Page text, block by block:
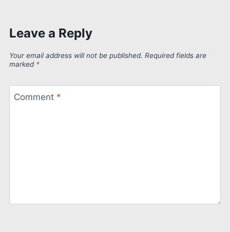
Leave a Reply
Your email address will not be published. Required fields are
marked *
Comment *